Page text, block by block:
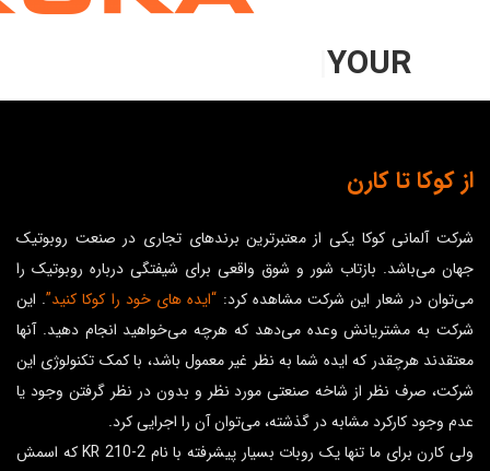
YOUR
از کوکا تا کارن
شرکت آلمانیکوکا یکی از معتبرترین برند‌های تجاری در صنعت روبوتیک
جهان می‌باشد. بازتاب شور و شوق واقعی برای شیفتگی درباره روبوتیک را
می‌توان در شعار این شرکت مشاهده کرد: “ایده های خود را کوکا کنید”. این
شرکت به مشتریانش وعده می‌دهد که هرچه می‌خواهید انجام دهید. آنها
معتقدند هرچقدر که ایده شما به نظر غیر معمول باشد، با کمک تکنولوژی این
شرکت، صرف نظر از شاخه صنعتی مورد نظر و بدون در نظر گرفتن وجود یا
عدم وجود کارکرد مشابه در گذشته، می‌توان آن را اجرایی کرد.
ولی کارن برای ما تنها یک روبات بسیار پیشرفته‌ با نام KR 210-2 که اسمش